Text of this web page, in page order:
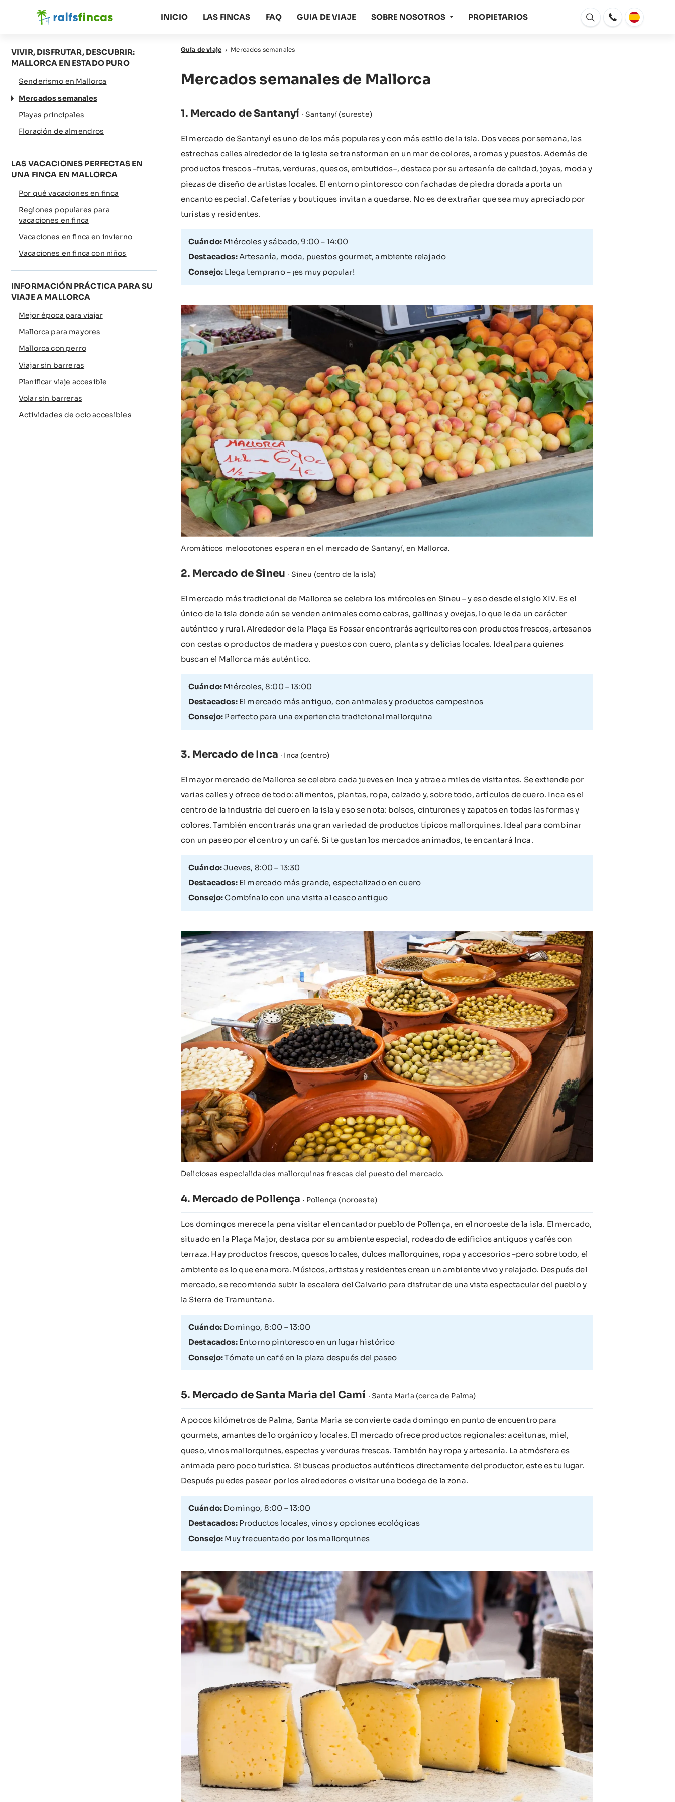
INICIO LAS FINCAS FAQ GUIA DE VIAJE SOBRE NOSOTROS PROPIETARIOS
Abrir
ventana
VIVIR, DISFRUTAR, DESCUBRIR:
MALLORCA EN ESTADO PURO
Senderismo en Mallorca
Mercados semanales
Playas principales
Floración de almendros
LAS VACACIONES PERFECTAS EN
UNA FINCA EN MALLORCA
Por qué vacaciones en finca
Regiones populares para
vacaciones en finca
Vacaciones en finca en invierno
Vacaciones en finca con niños
INFORMACIÓN PRÁCTICA PARA SU
VIAJE A MALLORCA
Mejor época para viajar
Mallorca para mayores
Mallorca con perro
Viajar sin barreras
Planificar viaje accesible
Volar sin barreras
Actividades de ocio accesibles
Guía de viaje › Mercados semanales
Mercados semanales de Mallorca
Mercado de Santanyí · Santanyí (sureste)
El mercado de Santanyí es uno de los más populares y con más estilo de la isla. Dos veces por semana, las
estrechas calles alrededor de la iglesia se transforman en un mar de colores, aromas y puestos. Además de
productos frescos –frutas, verduras, quesos, embutidos–, destaca por su artesanía de calidad, joyas, moda y
piezas de diseño de artistas locales. El entorno pintoresco con fachadas de piedra dorada aporta un
encanto especial. Cafeterías y boutiques invitan a quedarse. No es de extrañar que sea muy apreciado por
turistas y residentes.
Cuándo: Miércoles y sábado, 9:00 – 14:00
Destacados:Artesanía, moda, puestos gourmet, ambiente relajado
Consejo: Llega temprano – ¡es muy popular!
Aromáticos melocotones esperan en el mercado de Santanyí, en Mallorca.
Mercado de Sineu · Sineu (centro de la isla)
El mercado más tradicional de Mallorca se celebra los miércoles en Sineu – y eso desde el siglo XIV. Es el
único de la isla donde aún se venden animales como cabras, gallinas y ovejas, lo que le da un carácter
auténtico y rural. Alrededor de la Plaça Es Fossar encontrarás agricultores con productos frescos, artesanos
con cestas o productos de madera y puestos con cuero, plantas y delicias locales. Ideal para quienes
buscan el Mallorca más auténtico.
Cuándo: Miércoles, 8:00 – 13:00
Destacados:El mercado más antiguo, con animales y productos campesinos
Consejo: Perfecto para una experiencia tradicional mallorquina
Mercado de Inca · Inca (centro)
El mayor mercado de Mallorca se celebra cada jueves en Inca y atrae a miles de visitantes. Se extiende por
varias calles y ofrece de todo: alimentos, plantas, ropa, calzado y, sobre todo, artículos de cuero. Inca es el
centro de la industria del cuero en la isla y eso se nota: bolsos, cinturones y zapatos en todas las formas y
colores. También encontrarás una gran variedad de productos típicos mallorquines. Ideal para combinar
con un paseo por el centro y un café. Si te gustan los mercados animados, te encantará Inca.
Cuándo:Jueves, 8:00 – 13:30
Destacados:El mercado más grande, especializado en cuero
Consejo:Combínalo con una visita al casco antiguo
Deliciosas especialidades mallorquinas frescas del puesto del mercado.
Mercado de Pollença · Pollença (noroeste)
Los domingos merece la pena visitar el encantador pueblo de Pollença, en el noroeste de la isla. El mercado,
situado en la Plaça Major, destaca por su ambiente especial, rodeado de edificios antiguos y cafés con
terraza. Hay productos frescos, quesos locales, dulces mallorquines, ropa y accesorios –pero sobre todo, el
ambiente es lo que enamora. Músicos, artistas y residentes crean un ambiente vivo y relajado. Después del
mercado, se recomienda subir la escalera del Calvario para disfrutar de una vista espectacular del pueblo y
la Sierra de Tramuntana.
Cuándo: Domingo, 8:00 – 13:00
Destacados:Entorno pintoresco en un lugar histórico
Consejo:Tómate un café en la plaza después del paseo
Mercado de Santa Maria del Camí · Santa Maria (cerca de Palma)
A pocos kilómetros de Palma, Santa Maria se convierte cada domingo en punto de encuentro para
gourmets, amantes de lo orgánico y locales. El mercado ofrece productos regionales: aceitunas, miel,
queso, vinos mallorquines, especias y verduras frescas. También hay ropa y artesanía. La atmósfera es
animada pero poco turística. Si buscas productos auténticos directamente del productor, este es tu lugar.
Después puedes pasear por los alrededores o visitar una bodega de la zona.
Cuándo: Domingo, 8:00 – 13:00
Destacados:Productos locales, vinos y opciones ecológicas
Consejo: Muy frecuentado por los mallorquines